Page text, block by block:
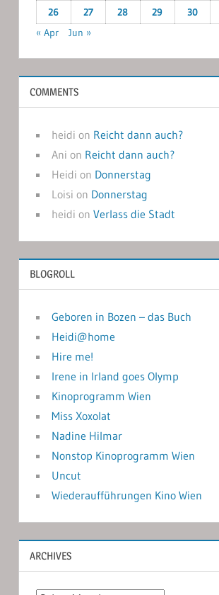
26
27 28 29 30
« Apr
Jun »
COMMENTS
heidi on Reicht dann auch?
Ani on Reicht dann auch?
Heidi on Donnerstag
Loisi on Donnerstag
heidi on Verlass die Stadt
BLOGROLL
Geboren in Bozen – das Buch
Heidi@home
Hire me!
Irene in Irland goes Olymp
Kinoprogramm Wien
Miss Xoxolat
Nadine Hilmar
Nonstop Kinoprogramm Wien
Uncut
Wiederaufführungen Kino Wien
ARCHIVES